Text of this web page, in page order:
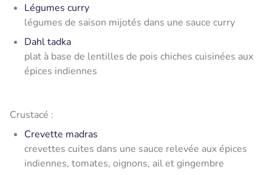
Légumes curry
légumes de saison mijotés dans une sauce curry
Dahl tadka
plat à base de lentilles de pois chiches cuisinées aux
épices indiennes
Crustacé :
Crevette madras
crevettes cuites dans une sauce relevée aux épices
indiennes, tomates, oignons, ail et gingembre